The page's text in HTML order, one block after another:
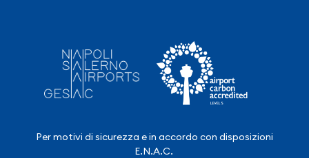
Per motivi di sicurezza e in accordo con disposizioni
E.N.A.C.